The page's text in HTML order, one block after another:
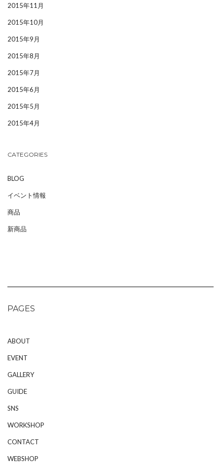
2015年11月
2015年10月
2015年9月
2015年8月
2015年7月
2015年6月
2015年5月
2015年4月
CATEGORIES
BLOG
イベント情報
商品
新商品
PAGES
ABOUT
EVENT
GALLERY
GUIDE
SNS
WORKSHOP
CONTACT
WEBSHOP